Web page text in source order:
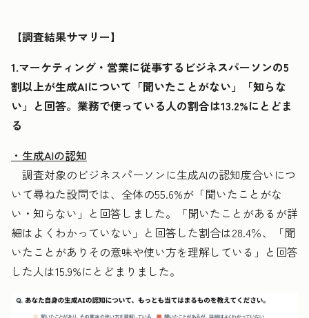
【調査結果サマリー】
1.マーケティング・営業に従事するビジネスパーソンの5
割以上が生成AIについて「聞いたことがない」「知らな
い」と回答。業務で使っている人の割合は13.2%にとどま
る
・生成AIの認知
調査対象のビジネスパーソンに生成AIの認知度合いにつ
いて尋ねた設問では、全体の55.6%が「聞いたことがな
い・知らない」と回答しました。「聞いたことがあるが詳
細はよくわかっていない」と回答した割合は28.4％、「聞
いたことがありその意味や使い方を理解している」と回答
した人は15.9%にとどまりました。